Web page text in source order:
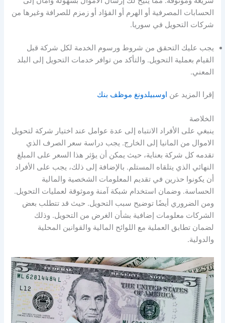
الحسابات المصرفية أو الهرم أو الفؤاد أو زمزم للصرافة وغيرها من
شركات التحويل في سوريا.
يجب عليك التحقق من شروط ورسوم الخدمة لكل شركة قبل
القيام بعملية التحويل. والتأكد من توافر خدمات التحويل إلى البلد
المعني.
إقرا المزيد عن اوسبيلدونغ موظف بنك
الخلاصة
ينبغي على الأفراد الانتباه إلى عدة عوامل عند اختيار شركة لتحويل
الاموال من المانيا إلى الخارج. يجب دراسة سعر الصرف الذي
تقدمه كل شركة بعناية، حيث يمكن أن يؤثر هذا السعر على المبلغ
النهائي الذي يتلقاه المستلم. بالإضافة إلى ذلك، يجب على الأفراد
أن يكونوا حذرين في تقديم المعلومات الشخصية والمالية
الحساسة. وضمان استخدام شبكة آمنة وموثوقة لعمليات التحويل.
ومن الضروري أيضًا توضيح سبب التحويل. حيث قد تتطلب بعض
الشركات معلومات إضافية بشأن الغرض من التحويل. وذلك
لضمان تطابق العملية مع اللوائح المالية والقوانين المحلية
والدولية.